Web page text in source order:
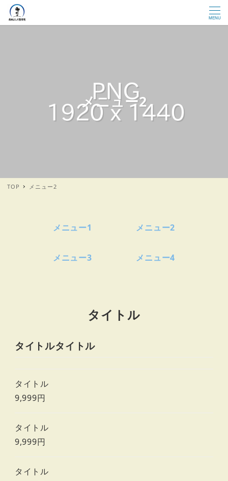
MENU
メニュー2
TOP メニュー2
メニュー1 メニュー2
メニュー3 メニュー4
タイトル
タイトルタイトル
タイトル
9,999円
タイトル
9,999円
タイトル